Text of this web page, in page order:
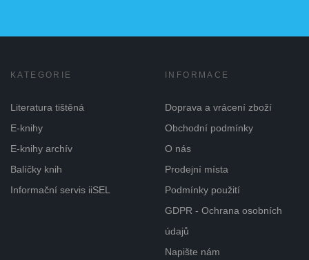
KATEGORIE
Literatura tištěná
E-knihy
E-knihy archív
Balíčky knih
Informační servis iiSEL
INFORMACE
Doprava a vrácení zboží
Obchodní podmínky
O nás
Prodejní místa
Podmínky použití
GDPR - Ochrana osobních
údajů
Napište nám